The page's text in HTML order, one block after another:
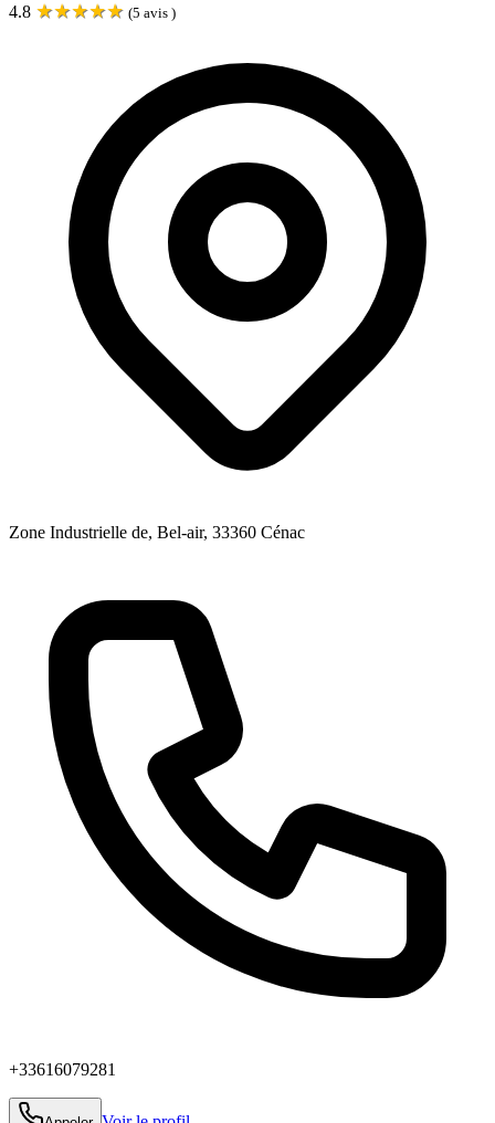
4.8 ★★★★★ (5 avis )
Zone Industrielle de, Bel-air, 33360 Cénac
+33616079281